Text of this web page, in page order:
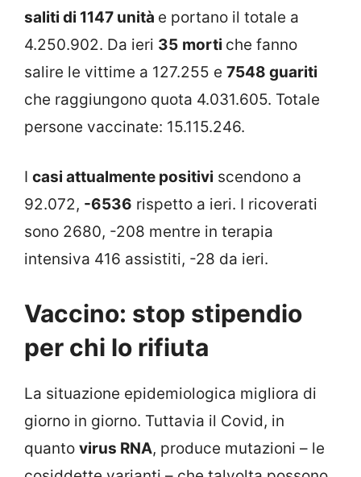
saliti di 1147 unità e portano il totale a
4.250.902. Da ieri 35 morti che fanno
salire le vittime a 127.255 e 7548 guariti
che raggiungono quota 4.031.605. Totale
persone vaccinate: 15.115.246.
I casi attualmente positivi scendono a
92.072, -6536 rispetto a ieri. I ricoverati
sono 2680, -208 mentre in terapia
intensiva 416 assistiti, -28 da ieri.
Vaccino: stop stipendio
per chi lo rifiuta
La situazione epidemiologica migliora di
giorno in giorno. Tuttavia il Covid, in
quanto virus RNA, produce mutazioni – le